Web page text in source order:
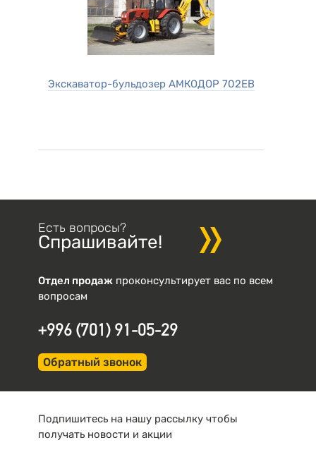
Экскаватор-бульдозер АМКОДОР 702ЕВ
Есть вопросы?
Спрашивайте!
Отдел продаж проконсультирует вас по всем
вопросам
+996 (701) 91-05-29
Обратный звонок
Подпишитесь на нашу рассылку чтобы
получать новости и акции